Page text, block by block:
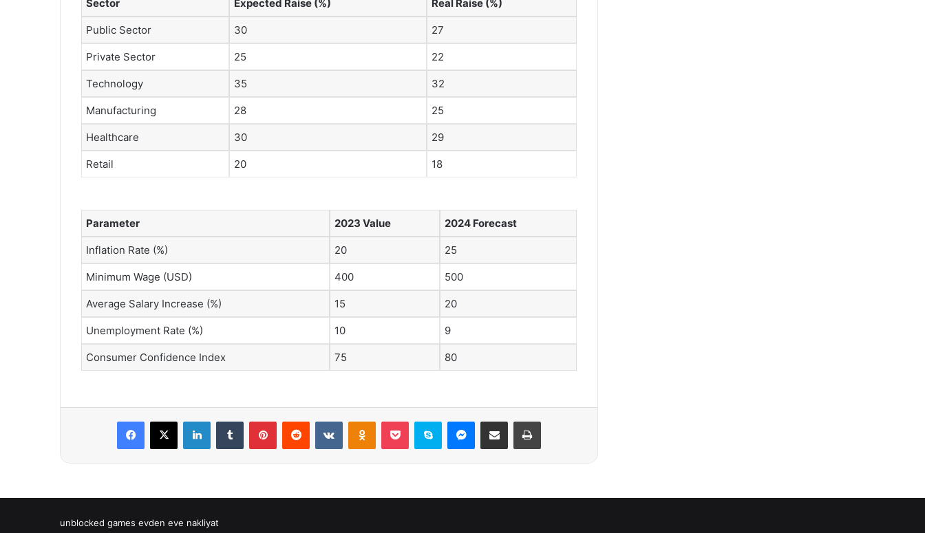
Sector Expected Raise (%) Real Raise (%)
Public Sector 30 27
Private Sector 25 22
Technology 35 32
Manufacturing 28 25
Healthcare 30 29
Retail 20 18
Parameter 2023 Value 2024 Forecast
Inflation Rate (%) 20 25
Minimum Wage (USD) 400 500
Average Salary Increase (%) 15 20
Unemployment Rate (%) 10 9
Consumer Confidence Index 75 80
Facebook
X LinkedInTumblr PinterestReddit VKontakteOdnoklassniki
Pocket Skype Messenger
E-Posta ile paylaş Yazdır
unblocked games evden eve nakliyat